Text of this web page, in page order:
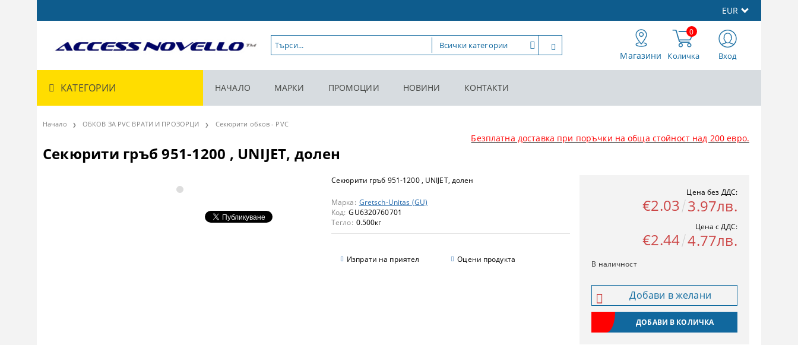
EUR
Магазини Количка
0
Вход
КАТЕГОРИИ НАЧАЛО МАРКИ ПРОМОЦИИ НОВИНИ КОНТАКТИ
Начало ОБКОВ ЗА PVC ВРАТИ И ПРОЗОРЦИ Секюрити обков - PVC
Безплатна доставка при поръчки на обща стойност над 200 евро.
Секюрити гръб 951-1200 , UNIJET, долен
Секюрити гръб 951-1200 , UNIJET, долен
Марка: Gretsch-Unitas (GU)
Код: GU6320760701
Тегло: 0.500кг
Изпрати на приятел Оцени продукта
Цена без ДДС:
€2.03 3.97лв.
Цена с ДДС:
€2.44 4.77лв.
В наличност
Добави в желани